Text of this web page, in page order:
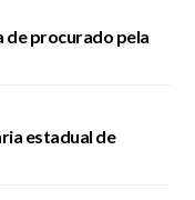
de procurado pela
estadual de